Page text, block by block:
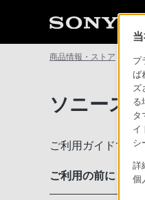
商品情報・ストア ソ
ソニース
ご利用ガイドでは
ご利用の前に
プ
ば
ズ
る
タ
イ
シ
詳
個